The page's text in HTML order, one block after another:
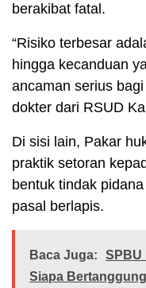
berakibat fatal.
“Risiko terbesar
hingga kecanduan
ancaman serius
dokter dari RSUD
Di sisi lain, Pakar
praktik setoran
bentuk tindak
pasal berlapis.
Baca Juga:
SPBU
Siapa